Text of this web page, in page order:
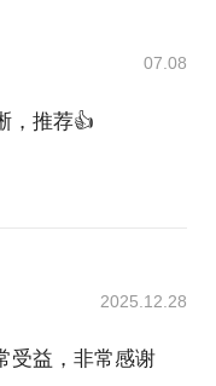
到的问题。
问题更具体化。毕
题。请把你的问题
问题；
现有业务拓展智能
的风，一起来御风
07.08
，推荐👍
2025.12.28
受益，非常感谢